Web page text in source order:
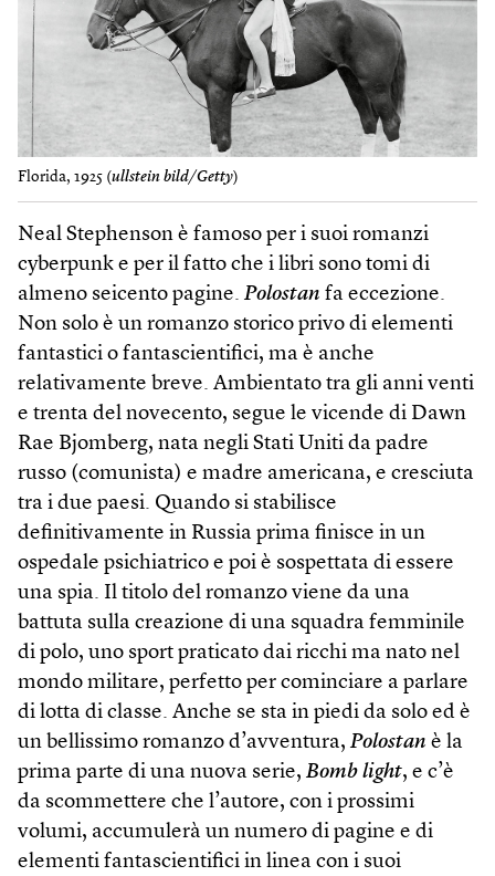
Florida, 1925 (ullstein bild/Getty)
Neal Stephenson è famoso per i suoi romanzi
cyberpunk e per il fatto che i libri sono tomi di
almeno seicento pagine. Polostan fa eccezione.
Non solo è un romanzo storico privo di elementi
fantastici o fantascientifici, ma è anche
relativamente breve. Ambientato tra gli anni venti
e trenta del novecento, segue le vicende di Dawn
Rae Bjomberg, nata negli Stati Uniti da padre
russo (comunista) e madre americana, e cresciuta
tra i due paesi. Quando si stabilisce
definitivamente in Russia prima finisce in un
ospedale psichiatrico e poi è sospettata di essere
una spia. Il titolo del romanzo viene da una
battuta sulla creazione di una squadra femminile
di polo, uno sport praticato dai ricchi ma nato nel
mondo militare, perfetto per cominciare a parlare
di lotta di classe. Anche se sta in piedi da solo ed è
un bellissimo romanzo d’avventura, Polostan è la
prima parte di una nuova serie, Bomb light, e c’è
da scommettere che l’autore, con i prossimi
volumi, accumulerà un numero di pagine e di
elementi fantascientifici in linea con i suoi